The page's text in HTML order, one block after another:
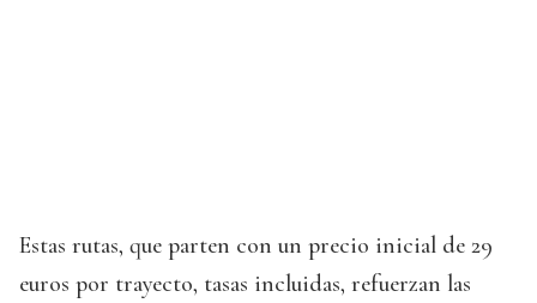
Estas rutas, que parten con un precio inicial de 29
euros por trayecto, tasas incluidas, refuerzan las